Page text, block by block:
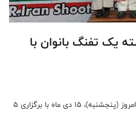
یک تفنگ بانوان با
هفته هفتم لیگ دسته یک تفنگ بانوان امروز (پنجشنبه)، ۱۵ دی ماه با برگزاری ۵